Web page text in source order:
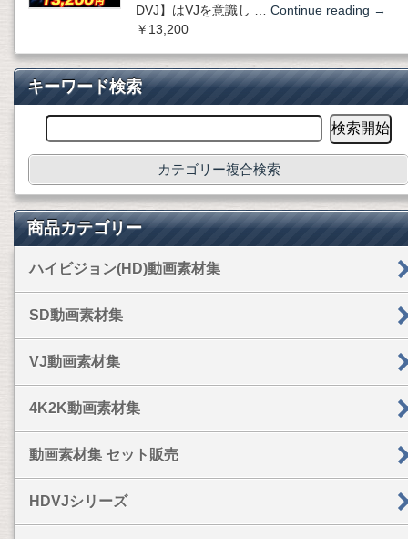
DVJ】はVJを意識し … Continue reading →
￥13,200
キーワード検索
カテゴリー複合検索
商品カテゴリー
ハイビジョン(HD)動画素材集
SD動画素材集
VJ動画素材集
4K2K動画素材集
動画素材集 セット販売
HDVJシリーズ